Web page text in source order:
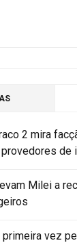
2 mira
de
Milei a
primeira vez